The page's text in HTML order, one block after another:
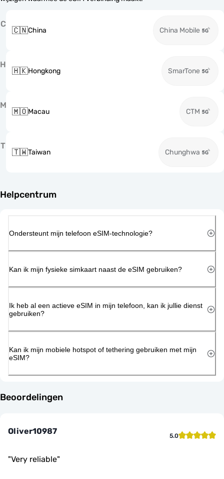
C
🇨🇳China China Mobile
H
🇭🇰Hongkong SmarTone
M
🇲🇴Macau CTM
T
🇹🇼Taiwan Chunghwa
Helpcentrum
Ondersteunt mijn telefoon eSIM-technologie?
Kan ik mijn fysieke simkaart naast de eSIM gebruiken?
Ik heb al een actieve eSIM in mijn telefoon, kan ik jullie dienst
gebruiken?
Kan ik mijn mobiele hotspot of tethering gebruiken met mijn
eSIM?
Beoordelingen
Oliver10987 5.0
"Very reliable"